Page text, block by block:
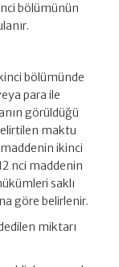
bölümünün
bölümünde
para ile
görüldüğü
maktu
ikinci
nci maddenin
saklı
göre belirlenir.
miktarı